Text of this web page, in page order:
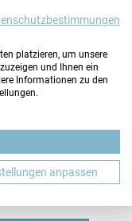
BEWERBUNG
platzieren, um unsere
und Ihnen ein
Informationen zu den
anpassen